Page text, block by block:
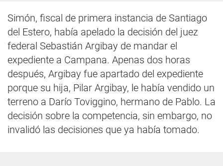
Simón, fiscal de primera instancia de Santiago
del Estero, había apelado la decisión del juez
federal Sebastián Argibay de mandar el
expediente a Campana. Apenas dos horas
después, Argibay fue apartado del expediente
porque su hija, Pilar Argibay, le había vendido un
terreno a Darío Toviggino, hermano de Pablo. La
decisión sobre la competencia, sin embargo, no
invalidó las decisiones que ya había tomado.